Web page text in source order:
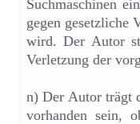
Suchmaschinen
gegen gesetzliche
wird. Der Autor
Verletzung der
n) Der Autor trägt
vorhanden sein,